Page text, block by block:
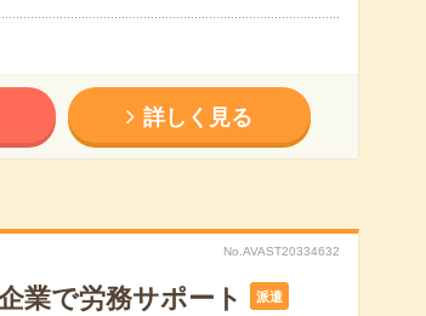
詳しく見る
No.AVAST20334632
業で労務サポート 派遣